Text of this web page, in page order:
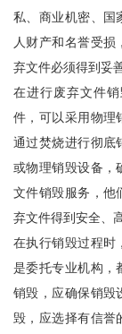
私、商业机密、国
人财产和名誉受
弃文件必须得到妥
在进行废弃文件
件，可以采用物理
通过焚烧进行彻底
或物理销毁设备，
文件销毁服务，他
弃文件得到安全、
在执行销毁过程时
是委托专业机构，
销毁，应确保销毁
毁，应选择有信誉